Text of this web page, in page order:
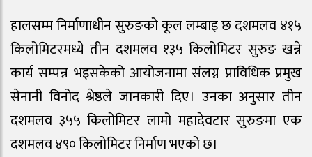
हालसम्म निर्माणाधीन सुरुङको कूल लम्बाइ छ दशमलव ४१५
किलोमिटरमध्ये तीन दशमलव १३५ किलोमिटर सुरुङ खन्ने
कार्य सम्पन्न भइसकेको आयोजनामा संलग्न प्राविधिक प्रमुख
सेनानी विनोद श्रेष्ठले जानकारी दिए। उनका अनुसार तीन
दशमलव ३५५ किलोमिटर लामो महादेवटार सुरुङमा एक
दशमलव ४९० किलोमिटर निर्माण भएको छ।